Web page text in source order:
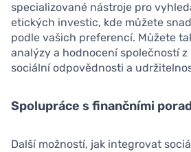
specializované nástroje pro
etických investic, kde můžete
podle vašich preferencí. Můžete
analýzy a hodnocení společností z
sociální odpovědnosti a
Spolupráce s finančními
Další možností, jak integrovat